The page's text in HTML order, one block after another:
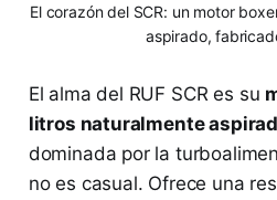
El corazón del SCR: un motor
aspirado,
El alma del RUF SCR es su
litros naturalmente
dominada por la
no es casual. Ofrece una